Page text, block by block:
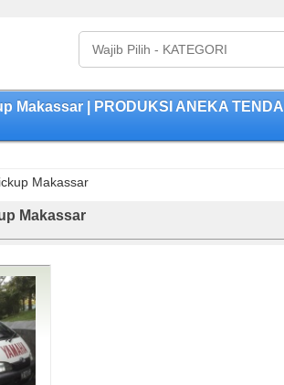
Makassar | PRODUKSI ANEKA
Makassar
Makassar